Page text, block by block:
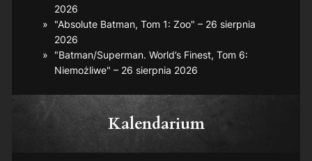
2026
"Absolute Batman, Tom 1: Zoo" – 26 sierpnia
2026
"Batman/Superman. World’s Finest, Tom 6:
Niemożliwe" – 26 sierpnia 2026
Kalendarium